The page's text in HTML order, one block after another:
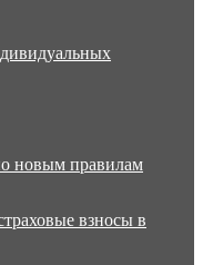
новым правилам
взносы в